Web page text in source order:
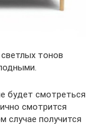
тонов
будет смотреться
смотрится
случае получится